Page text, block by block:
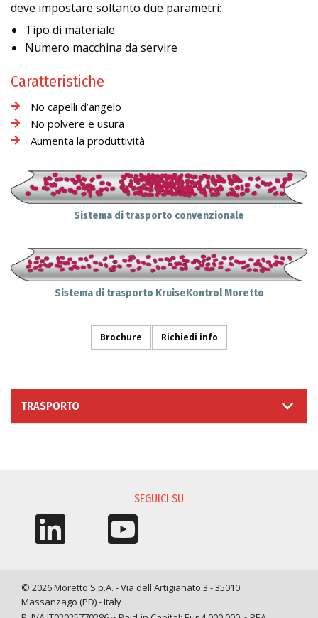
deve impostare soltanto due parametri:
Tipo di materiale
Numero macchina da servire
Caratteristiche
No capelli d’angelo
No polvere e usura
Aumenta la produttività
Sistema di trasporto convenzionale
Sistema di trasporto KruiseKontrol Moretto
Brochure Richiedi info
TRASPORTO
SEGUICI SU
© 2026 Moretto S.p.A. - Via dell'Artigianato 3 - 35010
Massanzago (PD) - Italy